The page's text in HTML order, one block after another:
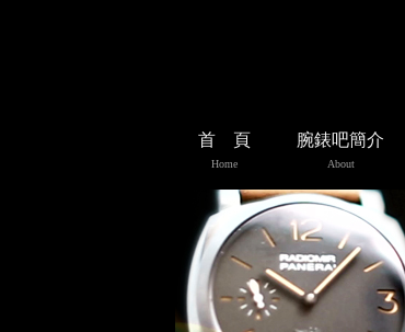
首 頁
Home
腕錶吧簡介
About